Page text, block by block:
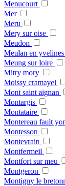
Menucourt
Mer
Meru
Mery sur oise
Meudon
Meulan en yvelines
Meung sur loire
Mitry mory
Moissy cramayel
Mont saint aignan
Montargis
Montataire
Montereau fault
Montesson
Montevrain
Montfermeil
Montfort sur meu
Montgeron
Montigny le